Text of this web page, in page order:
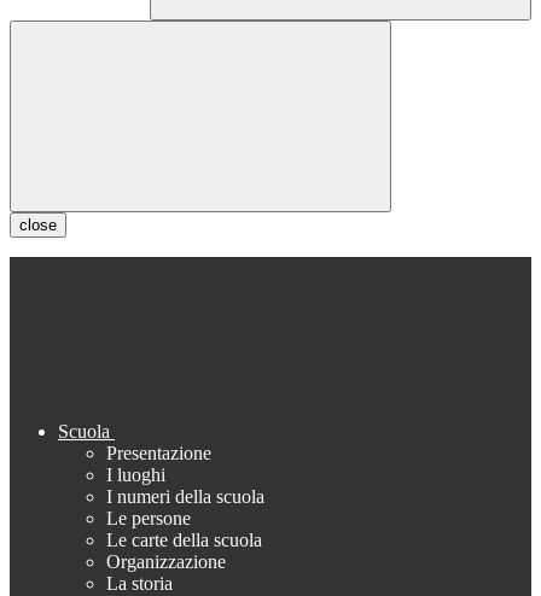
close
Scuola
Presentazione
I luoghi
I numeri della scuola
Le persone
Le carte della scuola
Organizzazione
La storia